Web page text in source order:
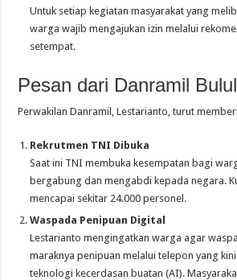
Untuk setiap kegiatan masyarakat yang
warga wajib mengajukan izin melalui
setempat.
Pesan dari Danramil
Perwakilan Danramil, Lestarianto, turut
Rekrutmen TNI Dibuka
Saat ini TNI membuka kesempatan bagi
bergabung dan mengabdi kepada negara.
mencapai sekitar 24.000 personel.
Waspada Penipuan Digital
Lestarianto mengingatkan warga agar
maraknya penipuan melalui telepon yang
teknologi kecerdasan buatan (AI).